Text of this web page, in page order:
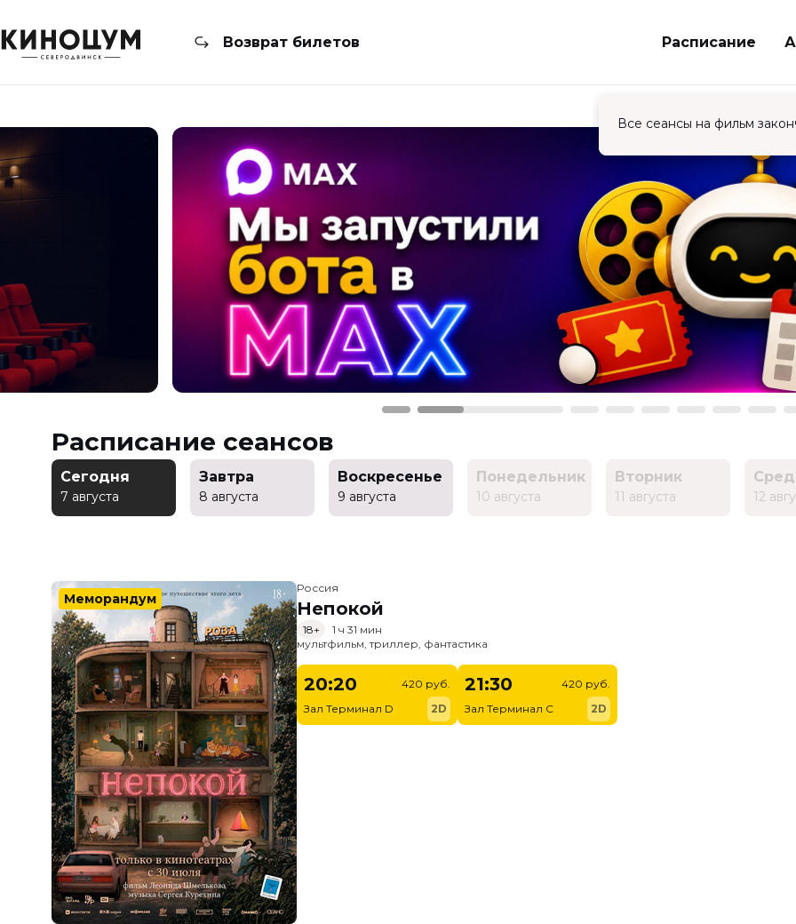
Возврат билетов Расписание
Расписание сеансов
Сегодня
7 августа
Завтра
8 августа
Воскресенье
9 августа
Понедельник
10 августа
Вторник
11 августа 12
Меморандум
Россия
Непокой
18+
1 ч 31 мин
мультфильм, триллер, фантастика
20:20
Зал Терминал D
420 руб.
2D
21:30
Зал Терминал C
420 руб.
2D
Все сеансы на фильм